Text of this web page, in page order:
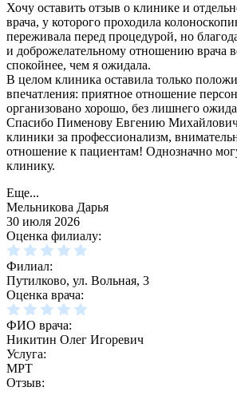
Хочу оставить отзыв о клинике и
врача, у которого проходила
переживала перед процедурой, но
и доброжелательному отношению врача
спокойнее, чем я ожидала.
В целом клиника оставила только
впечатления: приятное отношение
организовано хорошо, без лишнего
Спасибо Пименову Евгению
клиники за профессионализм,
отношение к пациентам! Однозначно
клинику.
Еще...
Мельникова Дарья
30 июля 2026
Оценка филиалу:
Филиал:
Путилково, ул. Вольная, 3
Оценка врача:
ФИО врача:
Никитин Олег Игоревич
Услуга:
МРТ
Отзыв: